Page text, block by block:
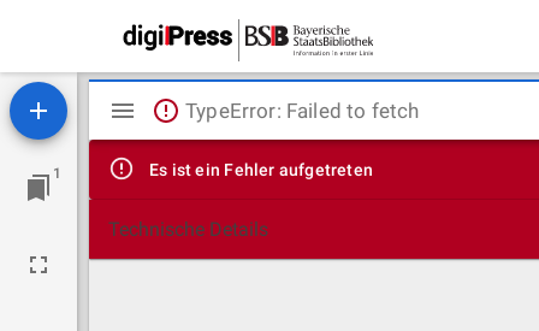
1
Mirador
Viewer
TypeError: Failed to fetch
Es ist ein Fehler aufgetreten
Technische Details